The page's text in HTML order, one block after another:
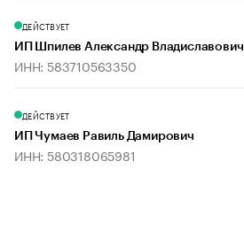
ДЕЙСТВУЕТ
ИП Шпилев Александр Владиславович
ИНН: 583710563350
ДЕЙСТВУЕТ
ИП Чумаев Равиль Дамирович
ИНН: 580318065981